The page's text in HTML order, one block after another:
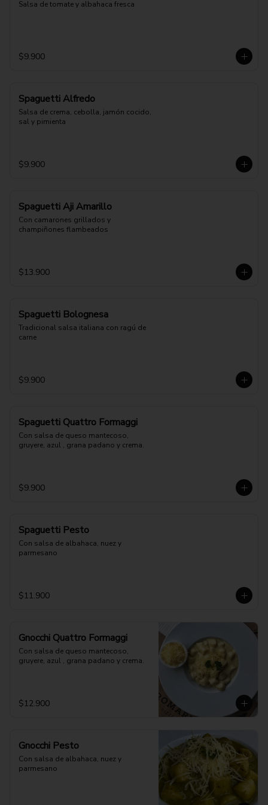
Salsa de tomate y albahaca fresca
$9.900
Spaguetti Alfredo
Salsa de crema, cebolla, jamón cocido,
sal y pimienta
$9.900
Spaguetti Aji Amarillo
Con camarones grillados y
champiñones flambeados
$13.900
Spaguetti Bolognesa
Tradicional salsa italiana con ragú de
carne
$9.900
Spaguetti Quattro Formaggi
Con salsa de queso mantecoso,
gruyere, azul , grana padano y crema.
$9.900
Spaguetti Pesto
Con salsa de albahaca, nuez y
parmesano
$11.900
Gnocchi Quattro Formaggi
Con salsa de queso mantecoso,
gruyere, azul , grana padano y crema.
$12.900
Gnocchi Pesto
Con salsa de albahaca, nuez y
parmesano